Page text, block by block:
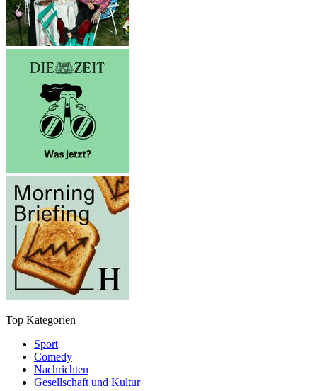
Top Kategorien
Sport
Comedy
Nachrichten
Gesellschaft und Kultur